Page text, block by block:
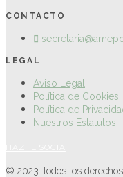
CONTACTO
LEGAL
Aviso Legal
Política de Cookies
Política de
Nuestros Estatutos
© 2023 Todos los